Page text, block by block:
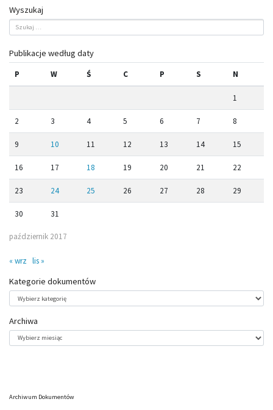
Wyszukaj
Publikacje według daty
październik 2017
P W Ś C P S N
1
2 3 4 5 6 7 8
9 10 11 12 13 14 15
16 17 18 19 20 21 22
23 24 25 26 27 28 29
30 31
« wrz lis »
Kategorie dokumentów
dokumentów
Archiwa
Archiwa
Archiwum Dokumentów